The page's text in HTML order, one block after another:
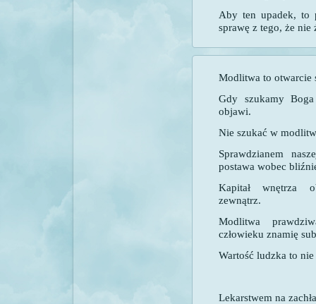
Aby ten upadek, to
sprawę z tego, że
Modlitwa to otwarcie
Gdy szukamy
objawi.
Nie szukać w
Sprawdzianem
postawa wobec
Kapitał wnętrza
zewnątrz.
Modlitwa
człowieku znamię
Wartość ludzka to
Lekarstwem na